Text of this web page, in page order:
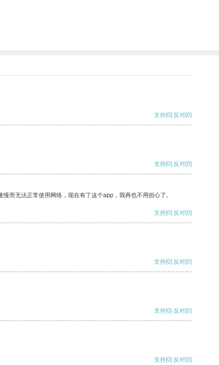
支持[0] 反对[0]
支持[0] 反对[0]
而无法正常使用网络，现在有了这个app，我再也不用担心了。
支持[0] 反对[0]
支持[0] 反对[0]
支持[0] 反对[0]
支持[0] 反对[0]